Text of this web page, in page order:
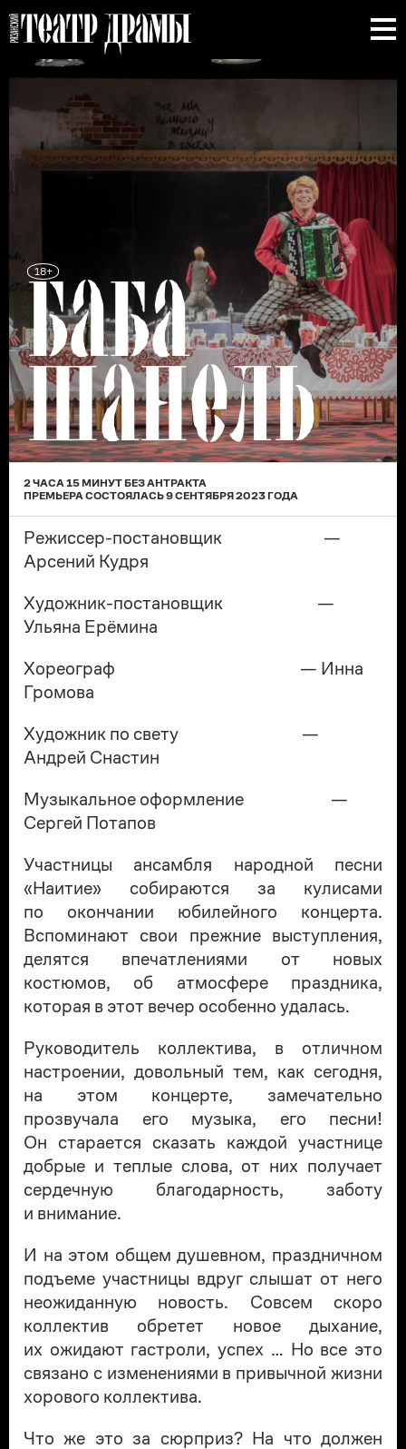
18+
БАБА
ШАНЕЛЬ
2 ЧАСА 15 МИНУТ БЕЗ АНТРАКТА
ПРЕМЬЕРАСОСТОЯЛАСЬ9 СЕНТЯБРЯ 2023 ГОДА
Режиссер-постановщик —
Арсений Кудря
Художник-постановщик —
Ульяна Ерёмина
Хореограф — Инна
Громова
Художник по свету —
Андрей Снастин
Музыкальное оформление —
Сергей Потапов
Участницы ансамбля народной песни
«Наитие» собираются за кулисами
по окончании юбилейного концерта.
Вспоминают свои прежние выступления,
делятся впечатлениями от новых
костюмов, об атмосфере праздника,
которая в этот вечер особенно удалась.
Руководитель коллектива, в отличном
настроении, довольный тем, как сегодня,
на этом концерте, замечательно
прозвучала его музыка, его песни!
Он старается сказать каждой участнице
добрые и теплые слова, от них получает
сердечную благодарность, заботу
и внимание.
И на этом общем душевном, праздничном
подъеме участницы вдруг слышат от него
неожиданную новость. Совсем скоро
коллектив обретет новое дыхание,
их ожидают гастроли, успех … Но все это
связано с изменениями в привычной жизни
хорового коллектива.
Что же это за сюрприз? На что должен